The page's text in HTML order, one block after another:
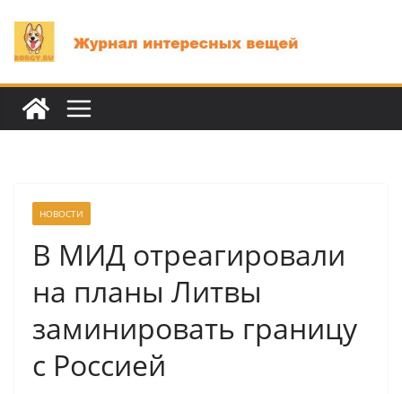
содержимому
НОВОСТИ
В МИД отреагировали
на планы Литвы
заминировать границу
с Россией